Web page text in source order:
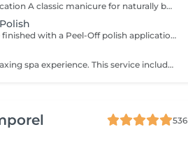
Manucure-without application A classic manicure for naturally beautiful, well-groomed hands. The treatment includes nail shaping, cuticle care, light buffing if needed, followed by nourishing cuticle oil and a moisturizing hand cream. This service does not include an application
Enjoy a classic manicure finished with a Peel-Off polish application. This innovative system provides a glossy, long-lasting finish. Cured under an LED lamp, the polish is instantly dry, so there is no smudging, no dents, and no marks after your appointment. I do not use traditional nail polish because Peel-Off systems are gentler on natural nails, have less odour, last longer, and can be removed more gently.
Treat your hands to a relaxing spa experience. This service includes a hand soak, a classic manicure, a gentle exfoliating scrub, a nourishing mask, and a relaxing hand massage to deeply hydrate, soften, and revitalise the skin. Perfect for beautifully groomed, soft, and refreshed hands.
536